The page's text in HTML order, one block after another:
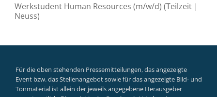
Werkstudent Human Resources (m/w/d) (Teilzeit |
Neuss)
Für die oben stehenden Pressemitteilungen, das angezeigte
Event bzw. das Stellenangebot sowie für das angezeigte Bild- und
Tonmaterial ist allein der jeweils angegebene Herausgeber